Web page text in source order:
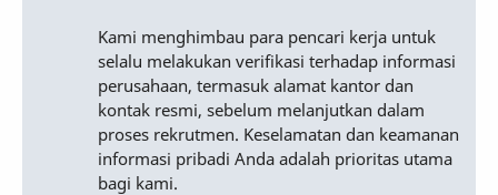
Kami menghimbau para pencari kerja untuk
selalu melakukan verifikasi terhadap informasi
perusahaan, termasuk alamat kantor dan
kontak resmi, sebelum melanjutkan dalam
proses rekrutmen. Keselamatan dan keamanan
informasi pribadi Anda adalah prioritas utama
bagi kami.